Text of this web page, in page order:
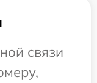
связи